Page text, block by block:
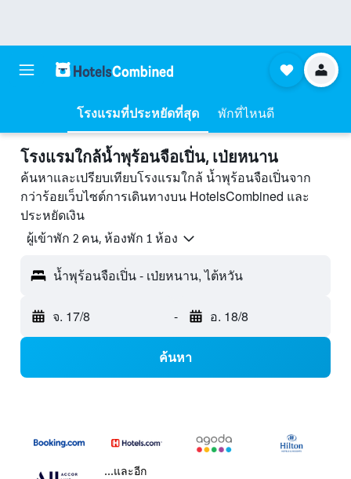
โรงแรมที่ประหยัดที่สุด พักที่ไหนดี
โรงแรมใกล้น้ำพุร้อนจือเปิ่น, เป่ยหนาน
ค้นหาและเปรียบเทียบโรงแรมใกล้ น้ำพุร้อนจือเปิ่นจาก
กว่าร้อยเว็บไซต์การเดินทางบน HotelsCombined และ
ประหยัดเงิน
ผู้เข้าพัก 2 คน, ห้องพัก 1 ห้อง
น้ำพุร้อนจือเปิ่น - เป่ยหนาน, ไต้หวัน
จ. 17/8 - อ. 18/8
ค้นหา
...และอีก